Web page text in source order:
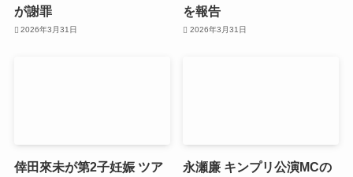
が謝罪
2026年3月31日
を報告
2026年3月31日
倖田來未が第2子妊娠 ツア
永瀬廉 キンプリ公演MCの